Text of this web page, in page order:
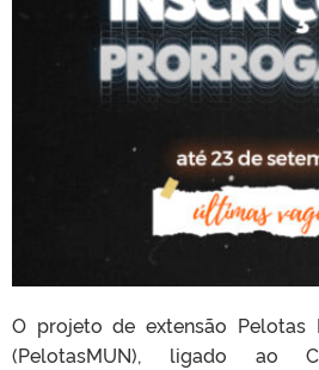
O projeto de extensão Pelotas
(PelotasMUN), ligado ao